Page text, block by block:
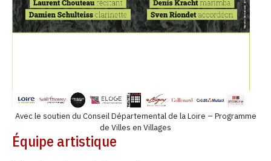
Avec le soutien du Conseil Départemental de la Loire – Programme
de Villes en Villages
Équipe artistique